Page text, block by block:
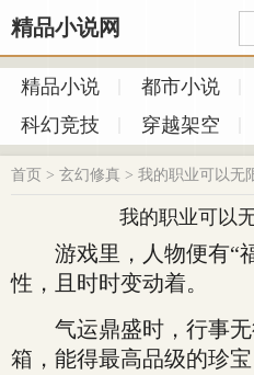
精品小说网
精品小说 都市小说
科幻竞技
穿越架空
首页 > 玄幻修真 > 我的职业可以无
我的职业可以
游戏里，人物便有“
性，且时时变动着。
气运鼎盛时，行事无
箱，能得最高品级的珍